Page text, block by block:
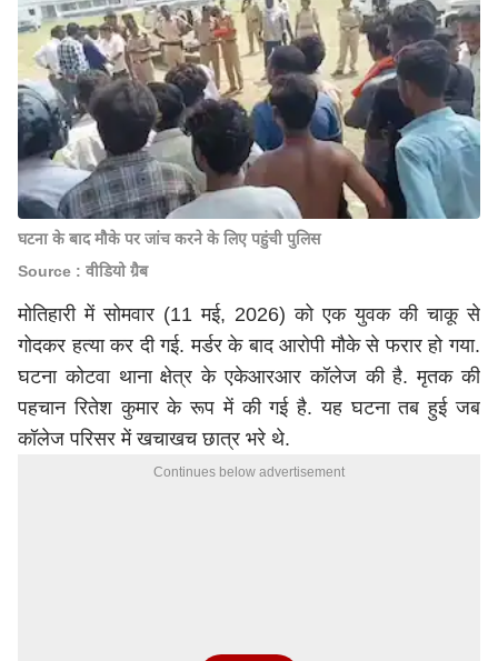
घटना के बाद मौके पर जांच करने के लिए पहुंची पुलिस
Source : वीडियो ग्रैब
मोतिहारी में सोमवार (11 मई, 2026) को एक युवक की चाकू से
गोदकर हत्या कर दी गई. मर्डर के बाद आरोपी मौके से फरार हो गया.
घटना कोटवा थाना क्षेत्र के एकेआरआर कॉलेज की है. मृतक की
पहचान रितेश कुमार के रूप में की गई है. यह घटना तब हुई जब
कॉलेज परिसर में खचाखच छात्र भरे थे.
Continues below advertisement